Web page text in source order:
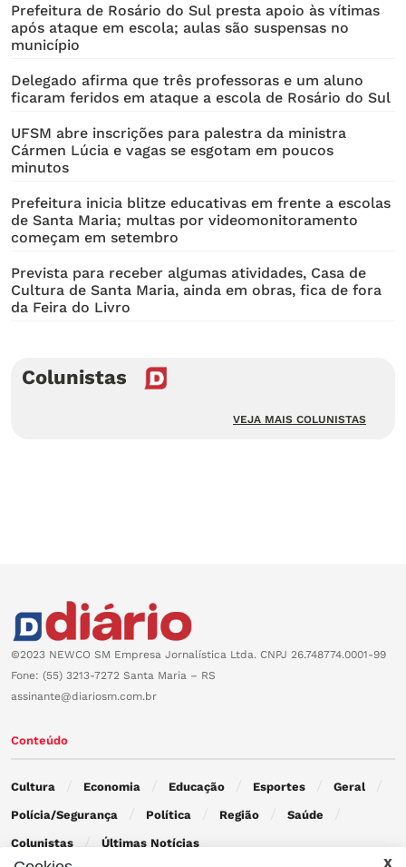
Prefeitura de Rosário do Sul presta apoio às vítimas
após ataque em escola; aulas são suspensas no
município
Delegado afirma que três professoras e um aluno
ficaram feridos em ataque a escola de Rosário do Sul
UFSM abre inscrições para palestra da ministra
Cármen Lúcia e vagas se esgotam em poucos
minutos
Prefeitura inicia blitze educativas em frente a escolas
de Santa Maria; multas por videomonitoramento
começam em setembro
Prevista para receber algumas atividades, Casa de
Cultura de Santa Maria, ainda em obras, fica de fora
da Feira do Livro
Colunistas
VEJA MAIS COLUNISTAS
©2023 NEWCO SM Empresa Jornalística Ltda. CNPJ 26.748774.0001-99
Fone: (55) 3213-7272 Santa Maria – RS
assinante@diariosm.com.br
Conteúdo
Cultura Economia Educação Esportes Geral
Polícia/Segurança Política Região Saúde
Colunistas Últimas Notícias